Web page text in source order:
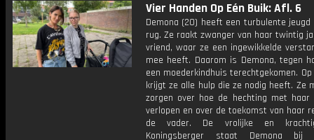
Vier Handen Op Eén Buik: Afl. 6
Demona (20) heeft een turbulente
rug. Ze raakt zwanger van haar twintig
vriend, waar ze een ingewikkelde
mee heeft. Daarom is Demona, tegen
een moederkindhuis terechtgekomen.
krijgt ze alle hulp die ze nodig heeft. Ze
zorgen over hoe de hechting met haar
verlopen en over de toekomst van haar
de vader. De vrolijke en
Koningsberger staat Demona